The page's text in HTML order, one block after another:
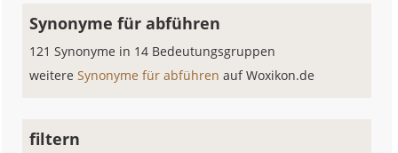
Synonyme für abführen
121 Synonyme in 14 Bedeutungsgruppen
weitereSynonyme für abführenauf Woxikon.de
filtern